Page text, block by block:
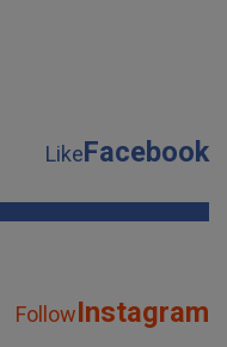
LikeFacebook
FollowInstagram